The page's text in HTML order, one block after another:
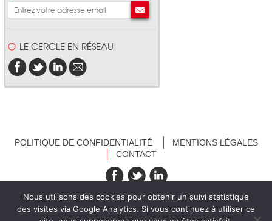
LE CERCLE EN RÉSEAU
POLITIQUE DE CONFIDENTIALITÉ
MENTIONS LÉGALES
CONTACT
recevez nos newsletters
Nous utilisons des cookies pour obtenir un suivi statistique
des visites via Google Analytics. Si vous continuez à utiliser ce